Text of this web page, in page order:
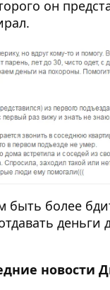
он
быть более
деньги
новости